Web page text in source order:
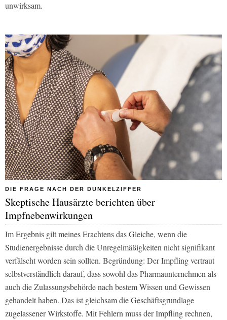
unwirksam.
DIE FRAGE NACH DER DUNKELZIFFER
Skeptische Hausärzte berichten über
Impfnebenwirkungen
Im Ergebnis gilt meines Erachtens das Gleiche, wenn die
Studienergebnisse durch die Unregelmäßigkeiten nicht signifikant
verfälscht worden sein sollten. Begründung: Der Impfling vertraut
selbstverständlich darauf, dass sowohl das Pharmaunternehmen als
auch die Zulassungsbehörde nach bestem Wissen und Gewissen
gehandelt haben. Das ist gleichsam die Geschäftsgrundlage
zugelassener Wirkstoffe. Mit Fehlern muss der Impfling rechnen,